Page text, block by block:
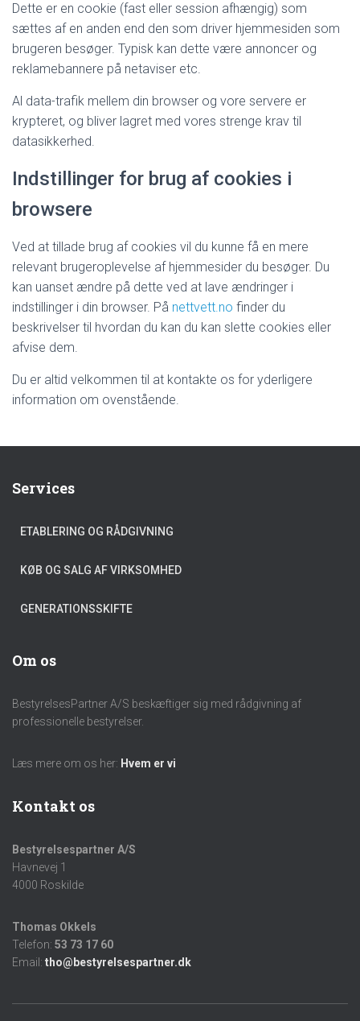
Dette er en cookie (fast eller session afhængig) som
sættes af en anden end den som driver hjemmesiden som
brugeren besøger. Typisk kan dette være annoncer og
reklamebannere på netaviser etc.
Al data-trafik mellem din browser og vore servere er
krypteret, og bliver lagret med vores strenge krav til
datasikkerhed.
Indstillinger for brug af cookies i
browsere
Ved at tillade brug af cookies vil du kunne få en mere
relevant brugeroplevelse af hjemmesider du besøger. Du
kan uanset ændre på dette ved at lave ændringer i
indstillinger i din browser. På nettvett.no finder du
beskrivelser til hvordan du kan du kan slette cookies eller
afvise dem.
Du er altid velkommen til at kontakte os for yderligere
information om ovenstående.
Services
ETABLERING OG RÅDGIVNING
KØB OG SALG AF VIRKSOMHED
GENERATIONSSKIFTE
Om os
BestyrelsesPartner A/S beskæftiger sig med rådgivning af
professionelle bestyrelser.
Læs mere om os her: Hvem er vi
Kontakt os
Bestyrelsespartner A/S
Havnevej 1
4000 Roskilde
Thomas Okkels
Telefon: 53 73 17 60
Email: tho@bestyrelsespartner.dk